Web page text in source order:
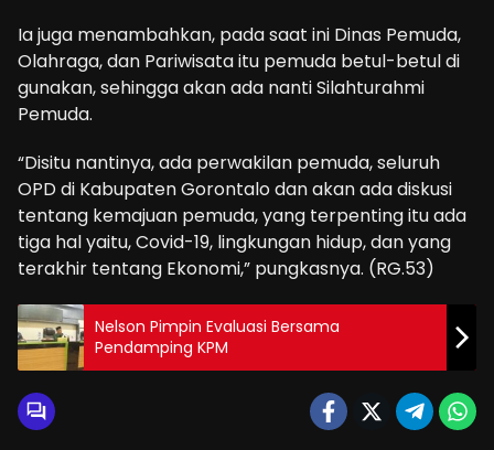
Ia juga menambahkan, pada saat ini Dinas Pemuda,
Olahraga, dan Pariwisata itu pemuda betul-betul di
gunakan, sehingga akan ada nanti Silahturahmi
Pemuda.
“Disitu nantinya, ada perwakilan pemuda, seluruh
OPD di Kabupaten Gorontalo dan akan ada diskusi
tentang kemajuan pemuda, yang terpenting itu ada
tiga hal yaitu, Covid-19, lingkungan hidup, dan yang
terakhir tentang Ekonomi,” pungkasnya. (RG.53)
Nelson Pimpin Evaluasi Bersama
Pendamping KPM